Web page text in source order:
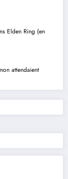
Elden Ring (en
attendaient